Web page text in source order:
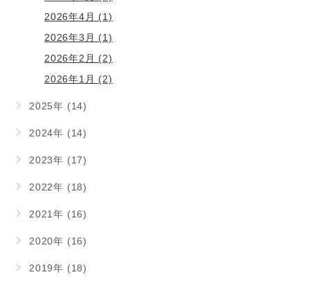
2026年4月 (1)
2026年3月 (1)
2026年2月 (2)
2026年1月 (2)
2025年 (14)
2024年 (14)
2023年 (17)
2022年 (18)
2021年 (16)
2020年 (16)
2019年 (18)